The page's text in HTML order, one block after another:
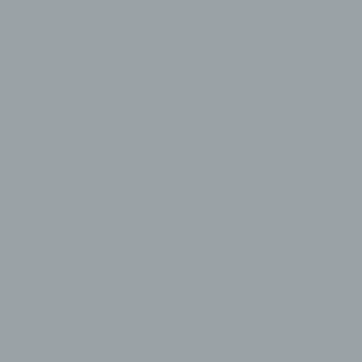
persönliche Aspekte, die sich auf eine natürliche Person
zu bewerten, insbesondere, um Aspekte bezüglich